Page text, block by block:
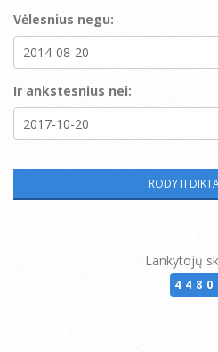
Vėlesnius negu:
Ir ankstesnius nei:
Lankytojų